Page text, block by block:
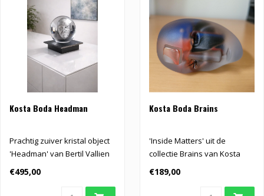
Kosta Boda Headman
Prachtig zuiver kristal object
'Headman' van Bertil Vallien
voor Kosta Boda..
€495,00
Kosta Boda Brains
'Inside Matters' uit de
collectie Brains van Kosta
Boda
€189,00